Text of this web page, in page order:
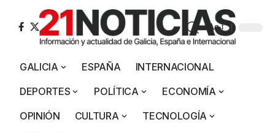
Aa
GALICIA ESPAÑA
INTERNACIONAL
DEPORTES
POLÍTICA
ECONOMÍA
OPINIÓN
CULTURA
TECNOLOGÍA